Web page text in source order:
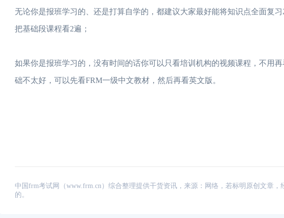
无论你是报班学习的、还是打算自学的，都建议大家最好能将知识点全面复
把基础段课程看2遍；
如果你是报班学习的，没有时间的话你可以只看培训机构的视频课程，不用
础不太好，可以先看FRM一级中文教材，然后再看英文版。
中国frm考试网（www.frm.cn）综合整理提供干货资讯，来源：网络，若标明原创文章
的。
2023年FRM考试科